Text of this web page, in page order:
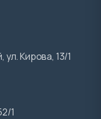
Кирова, 13/1
1